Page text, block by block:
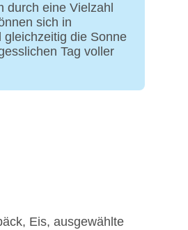
durch eine Vielzahl
sich in
die Sonne
Tag voller
Eis, ausgewählte